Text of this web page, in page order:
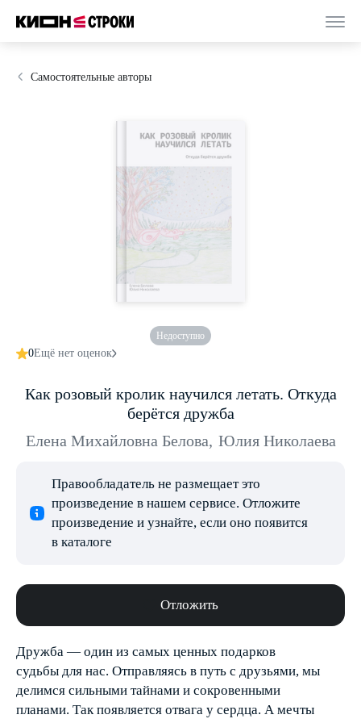
Самостоятельные авторы
Недоступно
0Ещё нет оценок
Как розовый кролик научился летать. Откуда
берётся дружба
Елена Михайловна Белова, Юлия Николаева
Правообладатель не размещает это
произведение в нашем сервисе. Отложите
произведение и узнайте, если оно появится
в каталоге
Отложить
Дружба — один из самых ценных подарков
судьбы для нас. Отправляясь в путь с друзьями, мы
делимся сильными тайнами и сокровенными
планами. Так появляется отвага у сердца. А мечты